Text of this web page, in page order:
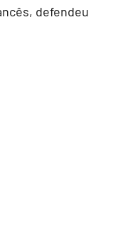
defendeu